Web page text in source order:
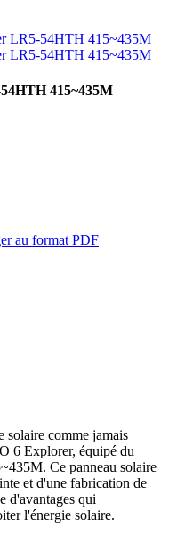
415~435M
au format PDF
solaire comme jamais
6 Explorer, équipé du
Ce panneau solaire
et d'une fabrication de
d'avantages qui
l'énergie solaire.